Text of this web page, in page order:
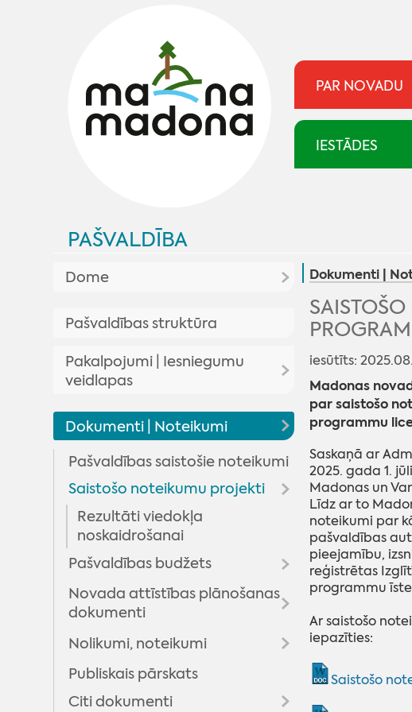
PAR NOVADU
IESTĀDES
PAŠVALDĪBA
Dome
Aktualitātes pašvaldībā
Domes lēmumu un komiteju
pārskats
Domes lēmumi
Komitejas sēdes
Domes sēžu audioierakstu
arhīvs
Novada domes priekšsēdētājs
Deputāti
Arhīvs
Domes komitejas
Domes komisijas
Pašvaldības struktūra
Pakalpojumi | Iesniegumu
veidlapas
Pakalpojumi
pakalpojumi
Maksas pakalpojumu
cenrādis
Valsts un pašvaldības vienoto
klientu apkalpošanas centru
pakalpojumi
Dokumenti | Noteikumi
Pašvaldības saistošie noteikumi
Saistošo noteikumu projekti
Rezultāti viedokļa
noskaidrošanai
Pašvaldības budžets
Budžeta informācija
Budžeta grozījumi
Novada attīstības plānošanas
dokumenti
Aktualitātes
Madonas novada teritorijas
Nolikumi, noteikumi
Pašvaldības, pagastu un
apvienību pārvalžu nolikumi
Publiskais pārskats
Citi dokumenti
Dokumenti |
iesūtīts:
Madonas
par saistošo
programmu
Saskaņā ar
2025. gada 1.
Madonas un
Līdz ar to
noteikumi par
pašvaldības
pieejamību,
reģistrētas
programmu
Ar saistošo
iepazīties:
Saistošo